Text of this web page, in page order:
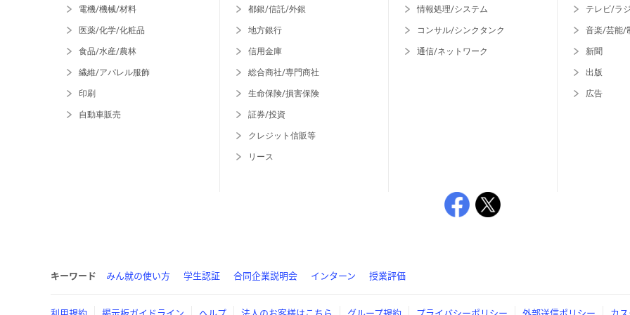
電機/機械/材料
医薬/化学/化粧品
食品/水産/農林
繊維/アパレル服飾
印刷
自動車販売
都銀/信託/外銀
地方銀行
信用金庫
総合商社/専門商社
生命保険/損害保険
証券/投資
クレジット信販等
リース
情報処理/システム
コンサル/シンクタンク
通信/ネットワーク
テレビ/ラ
音楽/芸能/
新聞
出版
広告
キーワード みん就の使い方 学生認証 合同企業説明会 インターン 授業評価